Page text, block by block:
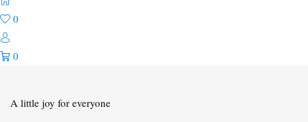
0
0
A little joy for everyone